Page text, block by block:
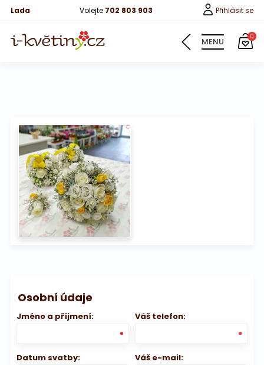
Lada Volejte 702 803 903 Přihlásit se
MENU 0
Informace
Naše svatební kytice
Fotografie od zákazníků
Osobní údaje
Jméno a příjmení:
Datum svatby:
Váš telefon:
Váš e-mail: